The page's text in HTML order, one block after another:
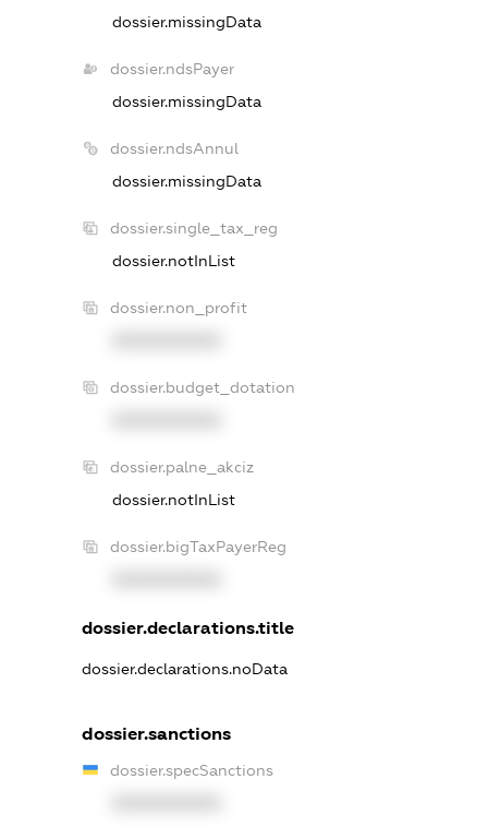
dossier.missingData
dossier.ndsPayer
dossier.missingData
dossier.ndsAnnul
dossier.missingData
dossier.single_tax_reg
dossier.notInList
dossier.non_profit
dossier.budget_dotation
dossier.palne_akciz
dossier.notInList
dossier.bigTaxPayerReg
dossier.declarations.title
dossier.declarations.noData
dossier.sanctions
dossier.specSanctions